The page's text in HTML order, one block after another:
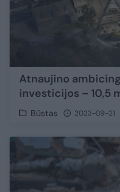
Atnaujino
investicijos – 10,5
Būstas 2023-09-21